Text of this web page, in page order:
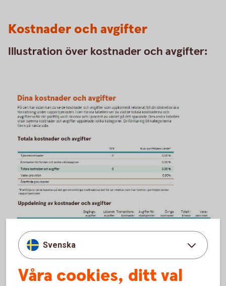
Kostnader och avgifter
Illustration över kostnader och avgifter:
Svenska
Våra cookies, ditt val